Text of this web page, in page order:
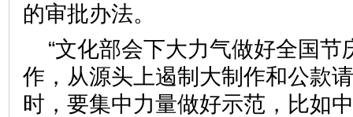
的审批办法。
“文化部会下大力气做好全国
作，从源头上遏制大制作和公款
时，要集中力量做好示范，比如